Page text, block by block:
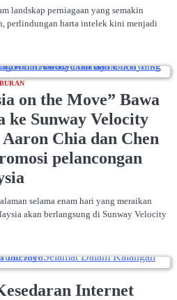
landskap perniagaan yang semakin
perlindungan harta intelek kini menjadi
on the Move” Bawa
ke Sunway Velocity
Chia dan Chen
pelancongan
selama enam hari yang meraikan
akan berlangsung di Sunway Velocity
Internet